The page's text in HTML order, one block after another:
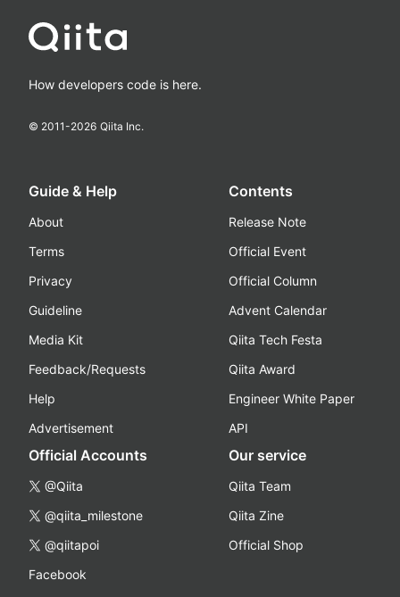
How developers code is here.
© 2011-2026 Qiita Inc.
Guide & Help
About
Terms
Privacy
Guideline
Media Kit
Feedback/Requests
Help
Advertisement
Contents
Release Note
Official Event
Official Column
Advent Calendar
Qiita Tech Festa
Qiita Award
Engineer White Paper
API
Official Accounts
@Qiita
@qiita_milestone
@qiitapoi
Facebook
Our service
Qiita Team
Qiita Zine
Official Shop